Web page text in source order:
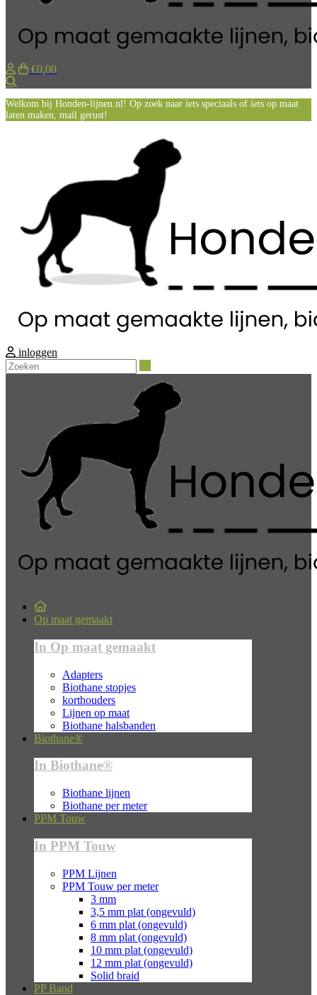
€0,00
Welkom bij Honden-lijnen.nl! Op zoek naar iets speciaals of iets op maat
laten maken, mail gerust!
inloggen
Op maat gemaakt
In Op maat gemaakt
Adapters
Biothane stopjes
korthouders
Lijnen op maat
Biothane halsbanden
Biothane®
In Biothane®
Biothane lijnen
Biothane per meter
PPM Touw
In PPM Touw
PPM Lijnen
PPM Touw per meter
3 mm
3,5 mm plat (ongevuld)
6 mm plat (ongevuld)
8 mm plat (ongevuld)
10 mm plat (ongevuld)
12 mm plat (ongevuld)
Solid braid
PP Band